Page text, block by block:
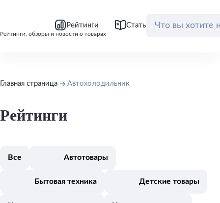
Рейтинги, обзоры и новости о товарах
Рейтинги Статьи Обзоры
Главная страница Автохолодильник
Рейтинги
Все Автотовары
Бытовая техника Детские товары